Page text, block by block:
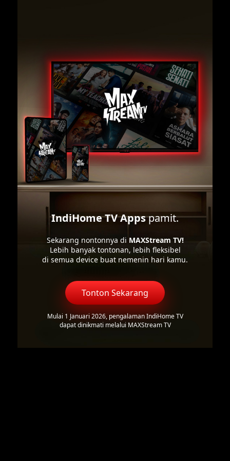
IndiHome TV Appspamit.
Sekarang nontonnya di MAXStream TV!
Lebih banyak tontonan, lebih fleksibel
di semua device buat nemenin hari kamu.
Tonton Sekarang
Mulai 1 Januari 2026, pengalaman IndiHome TV
dapat dinikmati melalui MAXStream TV